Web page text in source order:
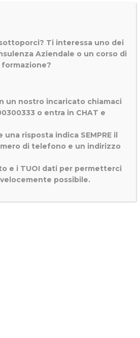
Ti interessa uno dei
Aziendale o un corso di
formazione?
un nostro incaricato chiamaci
o entra in CHAT e
una risposta indica SEMPRE il
di telefono e un indirizzo
e i TUOI dati per permetterci
possibile.